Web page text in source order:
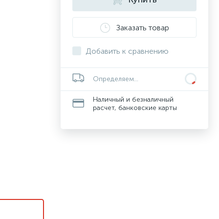
Заказать товар
Добавить к сравнению
Определяем...
Наличный и безналичный
расчет, банковские карты